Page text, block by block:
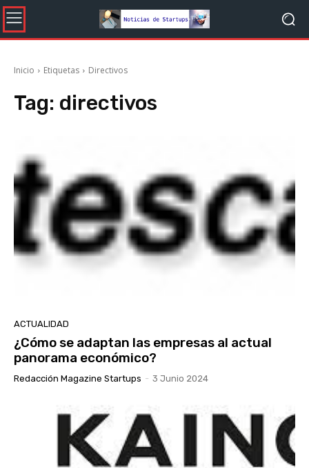
Inicio Etiquetas Directivos
Tag: directivos
ACTUALIDAD
¿Cómo se adaptan las empresas al actual
panorama económico?
Redacción Magazine Startups - 3 Junio 2024